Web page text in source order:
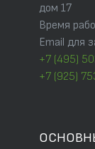
дом 17
Время
Email для
+7 (495)
+7 (925)